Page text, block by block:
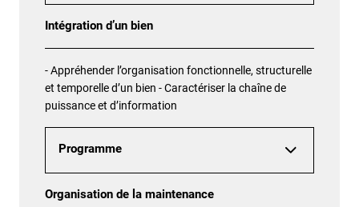
Intégration d’un bien
- Appréhender l’organisation fonctionnelle, structurelle
et temporelle d’un bien - Caractériser la chaîne de
puissance et d’information
Programme
Organisation de la maintenance